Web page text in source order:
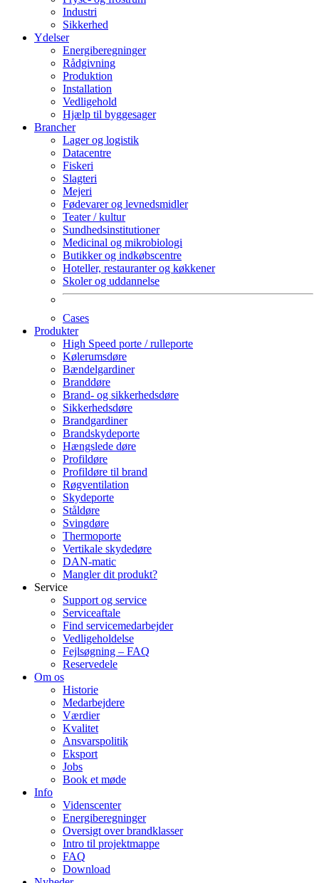
Industri
Sikkerhed
Ydelser
Energiberegninger
Rådgivning
Produktion
Installation
Vedligehold
Hjælp til byggesager
Brancher
Lager og logistik
Datacentre
Fiskeri
Slagteri
Mejeri
Fødevarer og levnedsmidler
Teater / kultur
Sundhedsinstitutioner
Medicinal og mikrobiologi
Butikker og indkøbscentre
Hoteller, restauranter og køkkener
Skoler og uddannelse
Cases
Produkter
High Speed porte / rulleporte
Kølerumsdøre
Bændelgardiner
Branddøre
Brand- og sikkerhedsdøre
Sikkerhedsdøre
Brandgardiner
Brandskydeporte
Hængslede døre
Profildøre
Profildøre til brand
Røgventilation
Skydeporte
Ståldøre
Svingdøre
Thermoporte
Vertikale skydedøre
DAN-matic
Mangler dit produkt?
Service
Support og service
Serviceaftale
Find servicemedarbejder
Vedligeholdelse
Fejlsøgning – FAQ
Reservedele
Om os
Historie
Medarbejdere
Værdier
Kvalitet
Ansvarspolitik
Eksport
Jobs
Book et møde
Info
Videnscenter
Energiberegninger
Oversigt over brandklasser
Intro til projektmappe
FAQ
Download